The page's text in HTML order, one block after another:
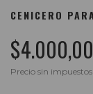
CENICERO
$4.000,00
Precio sin impuestos